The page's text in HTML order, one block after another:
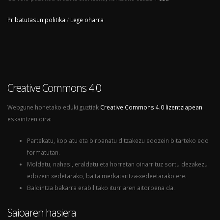
Pribatutasun politika / Lege oharra
Creative Commons 4.0
Webgune honetako eduki guztiak Creative Commons 4.0 lizentziapean
eskaintzen dira:
Partekatu, kopiatu eta birbanatu ditzakezu edozein bitarteko edo
formatutan.
Moldatu, nahasi, eraldatu eta horretan oinarrituz sortu dezakezu
edozein xedetarako, baita merkataritza-xedeetarako ere.
Baldintza bakarra erabilitako iturriaren aitorpena da.
Saioaren hasiera